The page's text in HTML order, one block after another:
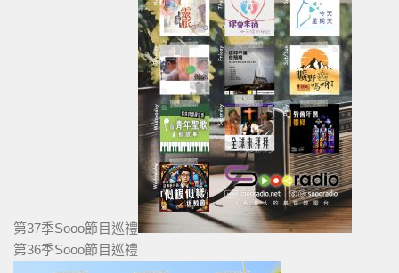
第37季Sooo節目巡禮
第36季Sooo節目巡禮